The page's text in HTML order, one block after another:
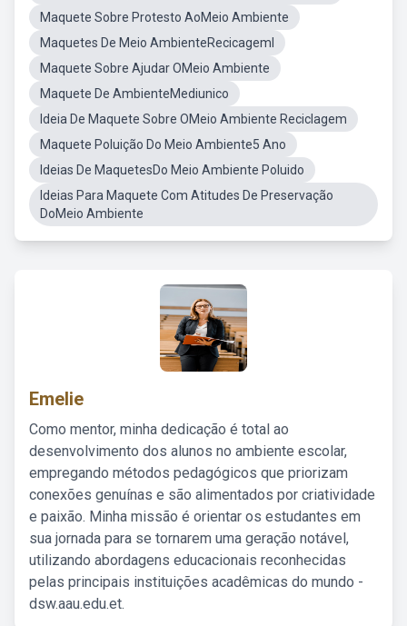
Maquete Sobre Protesto AoMeio Ambiente
Maquetes De Meio AmbienteRecicageml
Maquete Sobre Ajudar OMeio Ambiente
Maquete De AmbienteMediunico
Ideia De Maquete Sobre OMeio Ambiente Reciclagem
Maquete Poluição Do Meio Ambiente5 Ano
Ideias De MaquetesDo Meio Ambiente Poluido
Ideias Para Maquete Com Atitudes De Preservação
DoMeio Ambiente
Emelie
Como mentor, minha dedicação é total ao
desenvolvimento dos alunos no ambiente escolar,
empregando métodos pedagógicos que priorizam
conexões genuínas e são alimentados por criatividade
e paixão. Minha missão é orientar os estudantes em
sua jornada para se tornarem uma geração notável,
utilizando abordagens educacionais reconhecidas
pelas principais instituições acadêmicas do mundo -
dsw.aau.edu.et.